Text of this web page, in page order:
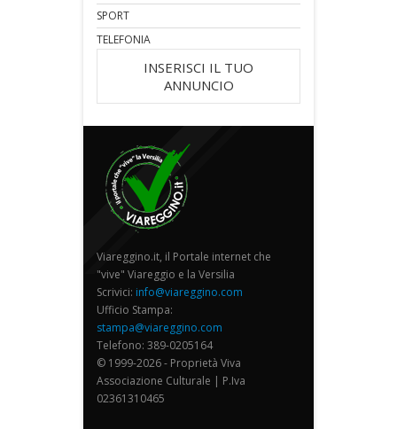
SPORT
TELEFONIA
INSERISCI IL TUO
ANNUNCIO
Viareggino.it, il Portale internet che
"vive" Viareggio e la Versilia
Scrivici: info@viareggino.com
Ufficio Stampa:
stampa@viareggino.com
Telefono: 389-0205164
© 1999-2026 - Proprietà Viva
Associazione Culturale | P.Iva
02361310465